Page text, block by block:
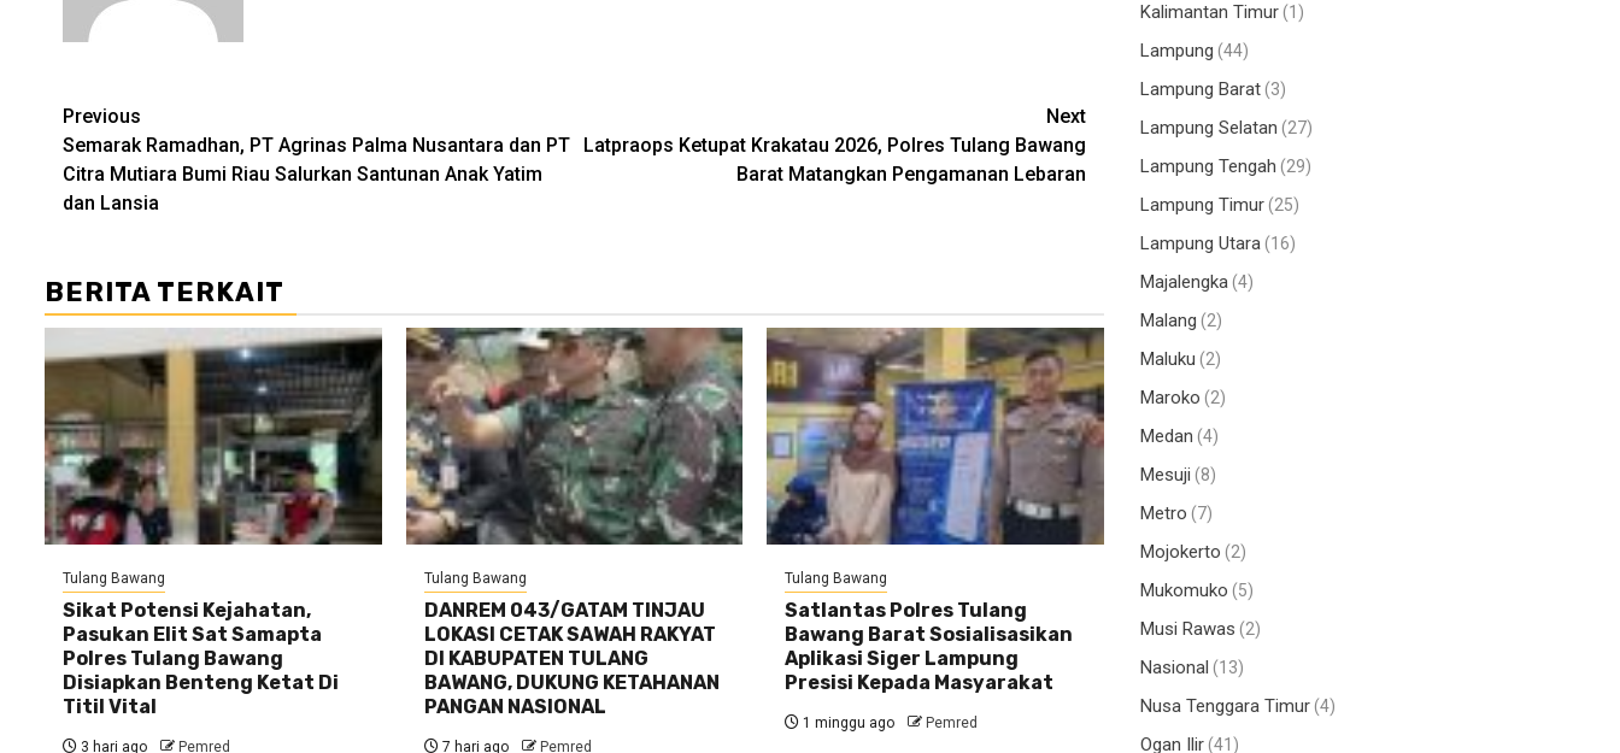
Post
navigation
Previous
Semarak Ramadhan, PT Agrinas Palma Nusantara dan PT
Citra Mutiara Bumi Riau Salurkan Santunan Anak Yatim
dan Lansia
Next
Latpraops Ketupat Krakatau 2026, Polres Tulang Bawang
Barat Matangkan Pengamanan Lebaran
BERITA TERKAIT
Tulang Bawang
Sikat Potensi Kejahatan,
Pasukan Elit Sat Samapta
Polres Tulang Bawang
Disiapkan Benteng Ketat Di
Titil Vital
3 hari ago Pemred
Tulang Bawang
DANREM 043/GATAM TINJAU
LOKASI CETAK SAWAH RAKYAT
DI KABUPATEN TULANG
BAWANG, DUKUNG KETAHANAN
PANGAN NASIONAL
7 hari ago Pemred
Tulang Bawang
Satlantas Polres Tulang
Bawang Barat Sosialisasikan
Aplikasi Siger Lampung
Presisi Kepada Masyarakat
1 minggu ago Pemred
Kalimantan Timur(1)
Lampung (44)
Lampung Barat(3)
Lampung Selatan (27)
Lampung Tengah (29)
Lampung Timur(25)
Lampung Utara(16)
Majalengka(4)
Malang (2)
Maluku (2)
Maroko (2)
Medan (4)
Mesuji (8)
Metro (7)
Mojokerto (2)
Mukomuko (5)
Musi Rawas (2)
Nasional (13)
Nusa Tenggara Timur(4)
Ogan Ilir(41)